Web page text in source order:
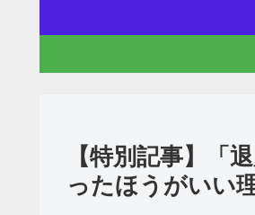
【特別記事】「
ったほうがいい